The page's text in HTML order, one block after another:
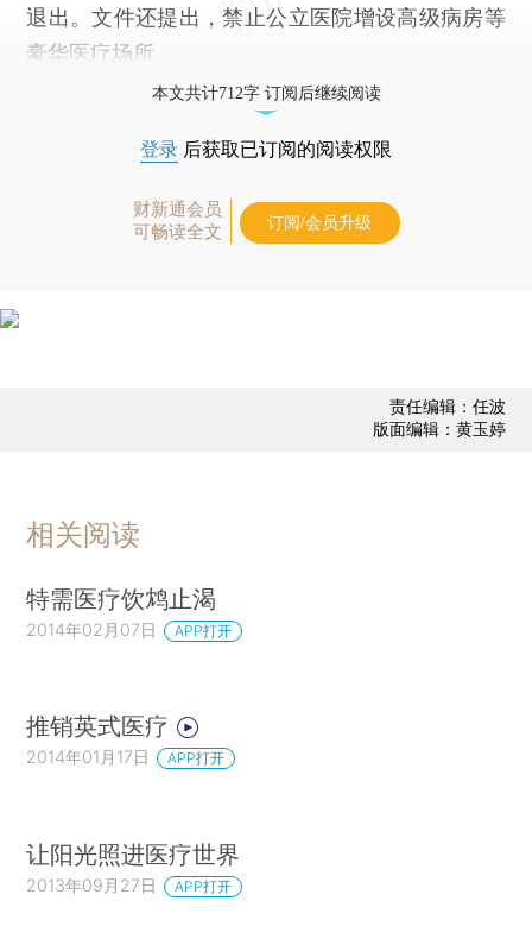
退出。文件还提出，禁止公立医院增设高级病房等
豪华医疗场所。
本文共计712字 订阅后继续阅读
登录 后获取已订阅的阅读权限
财新通会员
可畅读全文
订阅/会员升级
责任编辑：任波
版面编辑：黄玉婷
相关阅读
特需医疗饮鸩止渴
2014年02月07日 APP打开
推销英式医疗
2014年01月17日 APP打开
让阳光照进医疗世界
2013年09月27日 APP打开